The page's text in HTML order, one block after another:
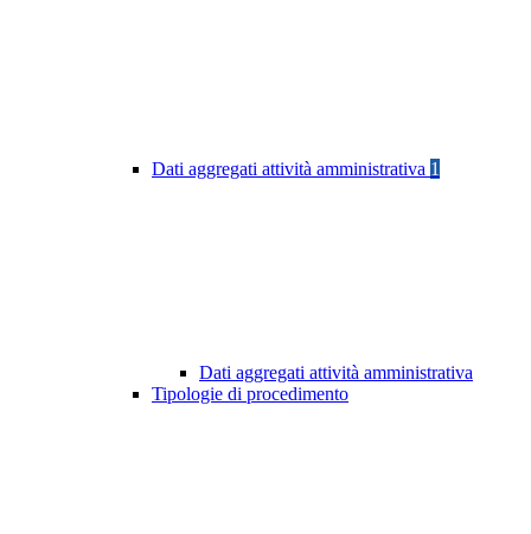
Dati aggregati attività amministrativa 1
Dati aggregati attività amministrativa
Tipologie di procedimento